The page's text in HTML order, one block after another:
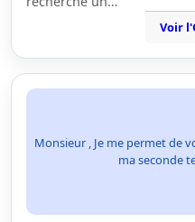
Voir
Monsieur , Je me permet de
ma seconde